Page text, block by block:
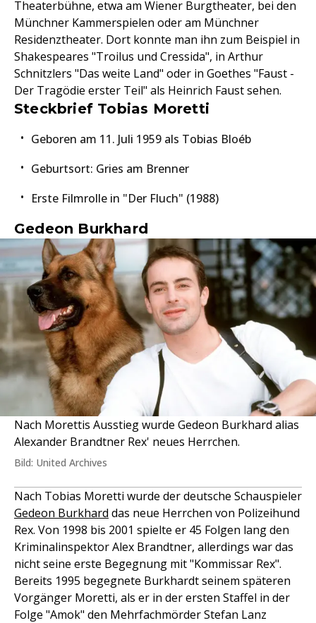
Theaterbühne, etwa am Wiener Burgtheater, bei den
Münchner Kammerspielen oder am Münchner
Residenztheater. Dort konnte man ihn zum Beispiel in
Shakespeares "Troilus und Cressida", in Arthur
Schnitzlers "Das weite Land" oder in Goethes "Faust -
Der Tragödie erster Teil" als Heinrich Faust sehen.
Steckbrief Tobias Moretti
Geboren am 11. Juli 1959 als Tobias Bloéb
Geburtsort: Gries am Brenner
Erste Filmrolle in "Der Fluch" (1988)
Gedeon Burkhard
Nach Morettis Ausstieg wurde Gedeon Burkhard alias
Alexander Brandtner Rex' neues Herrchen.
Bild: United Archives
Nach Tobias Moretti wurde der deutsche Schauspieler
Gedeon Burkhard das neue Herrchen von Polizeihund
Rex. Von 1998 bis 2001 spielte er 45 Folgen lang den
Kriminalinspektor Alex Brandtner, allerdings war das
nicht seine erste Begegnung mit "Kommissar Rex".
Bereits 1995 begegnete Burkhardt seinem späteren
Vorgänger Moretti, als er in der ersten Staffel in der
Folge "Amok" den Mehrfachmörder Stefan Lanz